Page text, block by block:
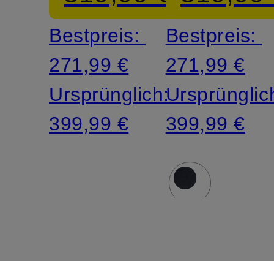
Bestpreis:
271,99 €
Ursprünglich:
399,99 €
Bestpreis:
271,99 €
399,99 €